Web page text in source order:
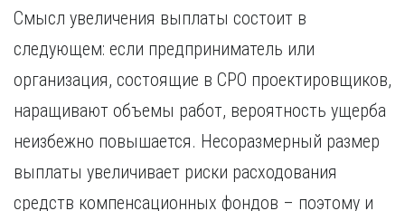
Смысл увеличения выплаты состоит в
следующем: если предприниматель или
организация, состоящие в СРО проектировщиков,
наращивают объемы работ, вероятность ущерба
неизбежно повышается. Несоразмерный размер
выплаты увеличивает риски расходования
средств компенсационных фондов – поэтому и